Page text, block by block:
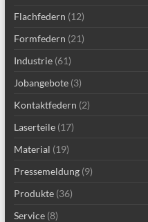
Flachfedern (12)
Formfedern (21)
Industrie(61)
Jobangebote(3)
Kontaktfedern (2)
Laserteile(17)
Material (19)
Pressemeldung(9)
Produkte(36)
Service(8)